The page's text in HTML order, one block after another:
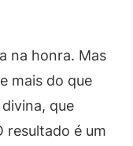
na honra. Mas
mais do que
que
resultado é um